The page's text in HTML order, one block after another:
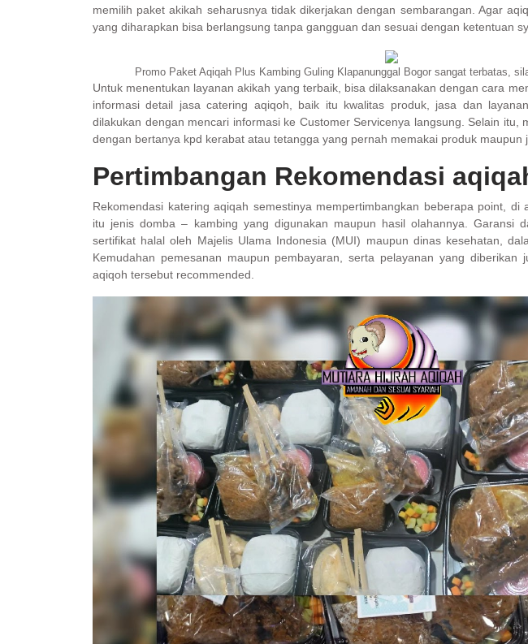
memilih paket akikah seharusnya tidak dikerjakan dengan sembarangan. Agar
yang diharapkan bisa berlangsung tanpa gangguan dan sesuai dengan ketentuan
Promo Paket Aqiqah Plus Kambing Guling Klapanunggal Bogor sangat terbatas,
Untuk menentukan layanan akikah yang terbaik, bisa dilaksanakan dengan cara
informasi detail jasa catering aqiqoh, baik itu kwalitas produk, jasa dan
dilakukan dengan mencari informasi ke Customer Servicenya langsung. Selain itu,
dengan bertanya kpd kerabat atau tetangga yang pernah memakai produk maupun
Pertimbangan Rekomendasi
Rekomendasi katering aqiqah semestinya mempertimbangkan beberapa point, di
itu jenis domba – kambing yang digunakan maupun hasil olahannya. Garansi
sertifikat halal oleh Majelis Ulama Indonesia (MUI) maupun dinas kesehatan,
Kemudahan pemesanan maupun pembayaran, serta pelayanan yang diberikan
aqiqoh tersebut recommended.